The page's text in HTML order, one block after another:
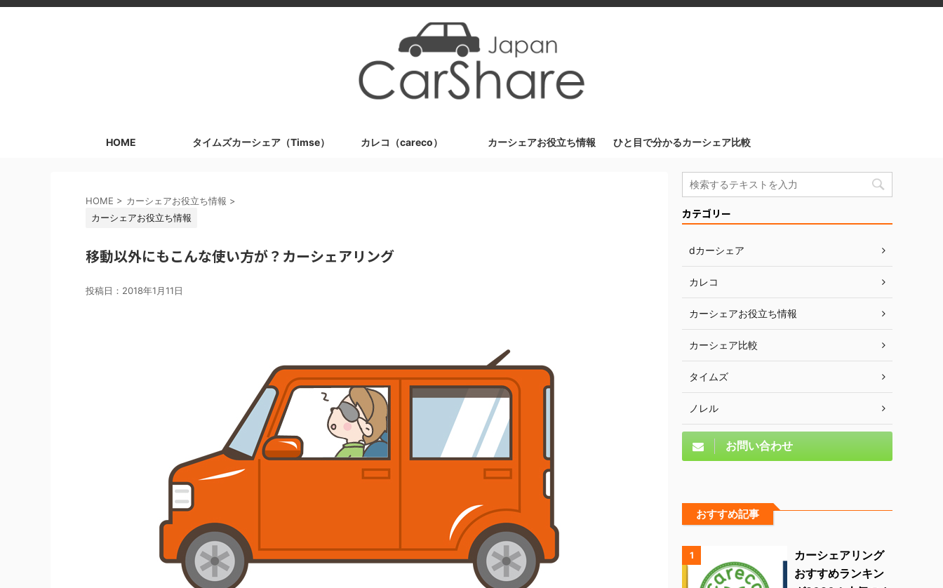
HOME タイムズカーシェア（Timse） カレコ（careco） カーシェアお役立ち情報 ひと目で分かるカーシェア比較
HOME > カーシェアお役立ち情報 >
カーシェアお役立ち情報
移動以外にもこんな使い方が？カーシェアリング
投稿日： 2018年1月11日
カテゴリー
dカーシェア
カレコ
カーシェアお役立ち情報
カーシェア比較
タイムズ
ノレル
お問い合わせ
おすすめ記事
1
カーシェアリング
おすすめランキン